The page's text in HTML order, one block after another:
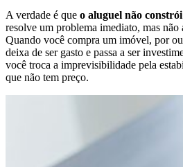
A verdade é que o aluguel não
resolve um problema imediato, mas
Quando você compra um imóvel, por
deixa de ser gasto e passa a ser
você troca a imprevisibilidade pela
que não tem preço.